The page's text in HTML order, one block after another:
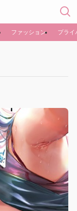
ファッション プライ